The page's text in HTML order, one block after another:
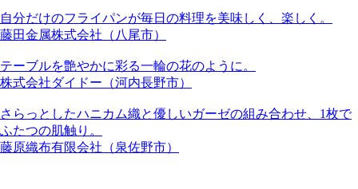
自分だけのフライパンが毎日の料理を美味しく、楽しく。
藤田金属株式会社（八尾市）
テーブルを艶やかに彩る一輪の花のように。
株式会社ダイドー（河内長野市）
さらっとしたハニカム織と優しいガーゼの組み合わせ、1枚で
ふたつの肌触り。
藤原織布有限会社（泉佐野市）